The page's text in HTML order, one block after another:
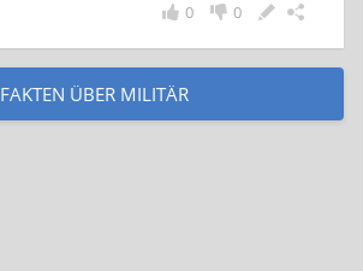
0
0
FAKTEN ÜBER MILITÄR